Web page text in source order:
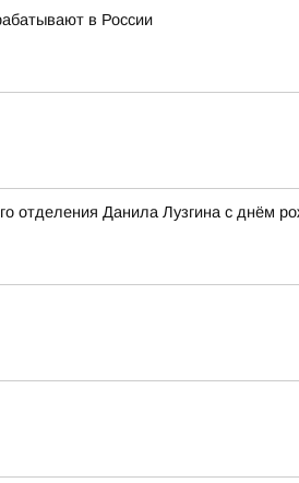
в России
отделения Данила Лузгина с днём